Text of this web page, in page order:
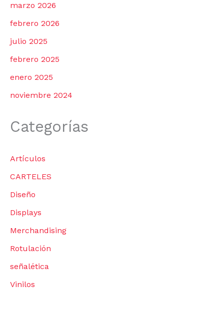
marzo 2026
febrero 2026
julio 2025
febrero 2025
enero 2025
noviembre 2024
Categorías
Artículos
CARTELES
Diseño
Displays
Merchandising
Rotulación
señalética
Vinilos